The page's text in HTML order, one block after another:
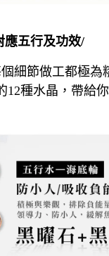
應五行及功效/
細節做工都極為
12種水晶，帶給